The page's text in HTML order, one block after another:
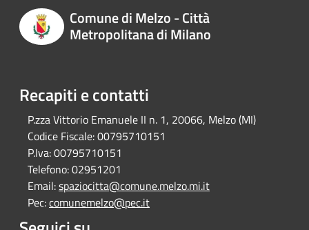
Comune di Melzo - Città
Metropolitana di Milano
Recapiti e contatti
P.zza Vittorio Emanuele II n. 1, 20066, Melzo (MI)
Codice Fiscale:00795710151
P.Iva:00795710151
Telefono:02951201
Email:spaziocitta@comune.melzo.mi.it
Pec:comunemelzo@pec.it